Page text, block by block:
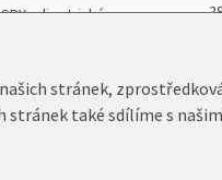
SPY+ dioptrické
stránek,
stránek také sdílíme s